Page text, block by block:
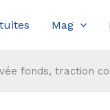
Mag
fonds, traction